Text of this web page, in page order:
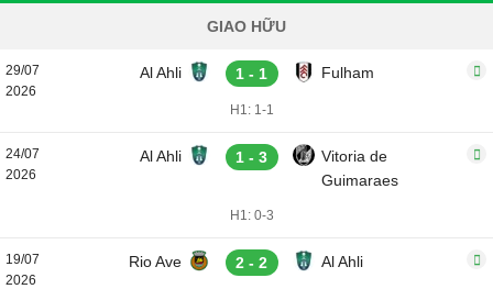
GIAO HỮU
29/07
2026
Al Ahli 1 - 1 Fulham
H1: 1-1
24/07
2026
Al Ahli 1 - 3
Vitoria de
Guimaraes
H1: 0-3
19/07
2026
Rio Ave 2 - 2 Al Ahli